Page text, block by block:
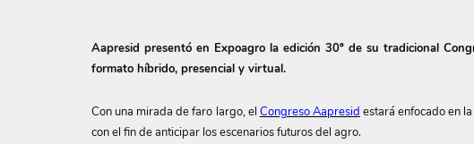
Aapresid presentó en Expoagro la edición 30º de su tradicional
formato híbrido, presencial y virtual.
Con una mirada de faro largo, el Congreso Aapresid estará enfocado en
con el fin de anticipar los escenarios futuros del agro.